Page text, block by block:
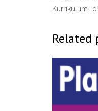
Kurrikulum-
Related